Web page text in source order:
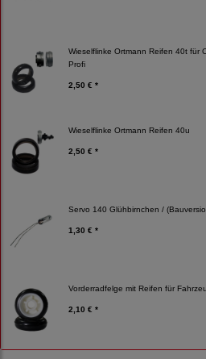
Wieselflinke Ortmann Reifen 40t für
Profi
2,50 € *
Wieselflinke Ortmann Reifen 40u
2,50 € *
Servo 140 Glühbirnchen /
1,30 € *
Vorderradfelge mit Reifen für
2,10 € *